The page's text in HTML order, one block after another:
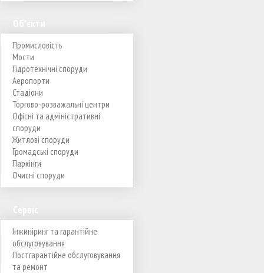
Промисловість
Мости
Гідротехнічні споруди
Аеропорти
Стадіони
Торгово-розважальні центри
Офісні та адміністративні
споруди
Житлові споруди
Громадські споруди
Паркінги
Очисні споруди
Інжиніринг та гарантійне
обслуговування
Постгарантійне обслуговування
та ремонт